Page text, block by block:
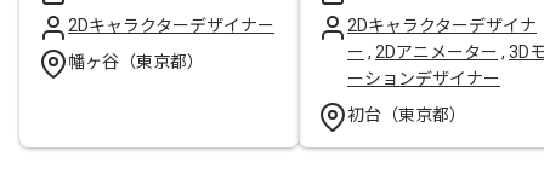
2Dキャラクターデザイナー
幡ヶ谷（東京都）
2Dキャラクターデザイナ
ー , 2Dアニメーター , 3D
ーションデザイナー
初台（東京都）